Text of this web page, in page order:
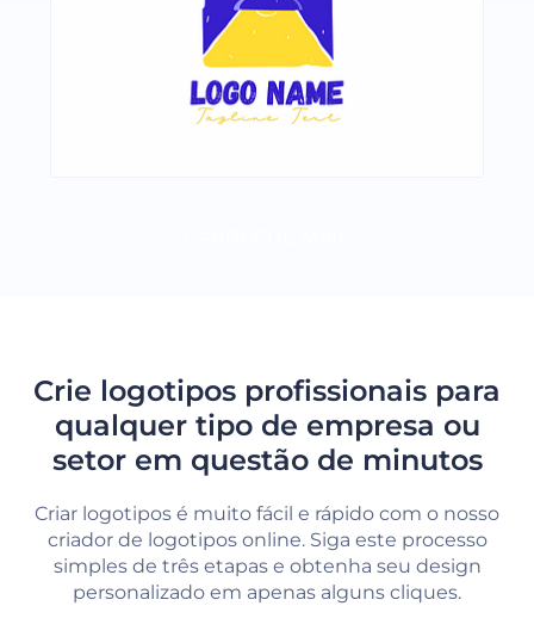
Crie logotipos profissionais para
qualquer tipo de empresa ou
setor em questão de minutos
Criar logotipos é muito fácil e rápido com o nosso
criador de logotipos online. Siga este processo
simples de três etapas e obtenha seu design
personalizado em apenas alguns cliques.